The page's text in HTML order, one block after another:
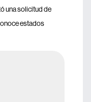
una solicitud de
estados